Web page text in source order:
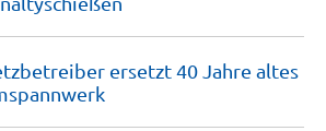
ersetzt 40 Jahre altes